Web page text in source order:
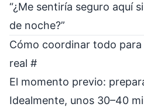
“¿Me sentiría seguro aquí
de noche?”
Cómo coordinar todo
real #
El momento previo:
Idealmente, unos 30–40